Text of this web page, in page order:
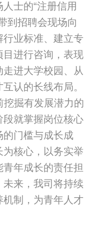
士的“注册信用
到招聘会现场向
业标准、建立专
进行咨询，表现
进大学校园、从
认的长线布局。
挖掘有发展潜力的
就掌握岗位核心
门槛与成长成
核心，以务实举
年成长的责任担
未来，我司将持续
制，为青年人才